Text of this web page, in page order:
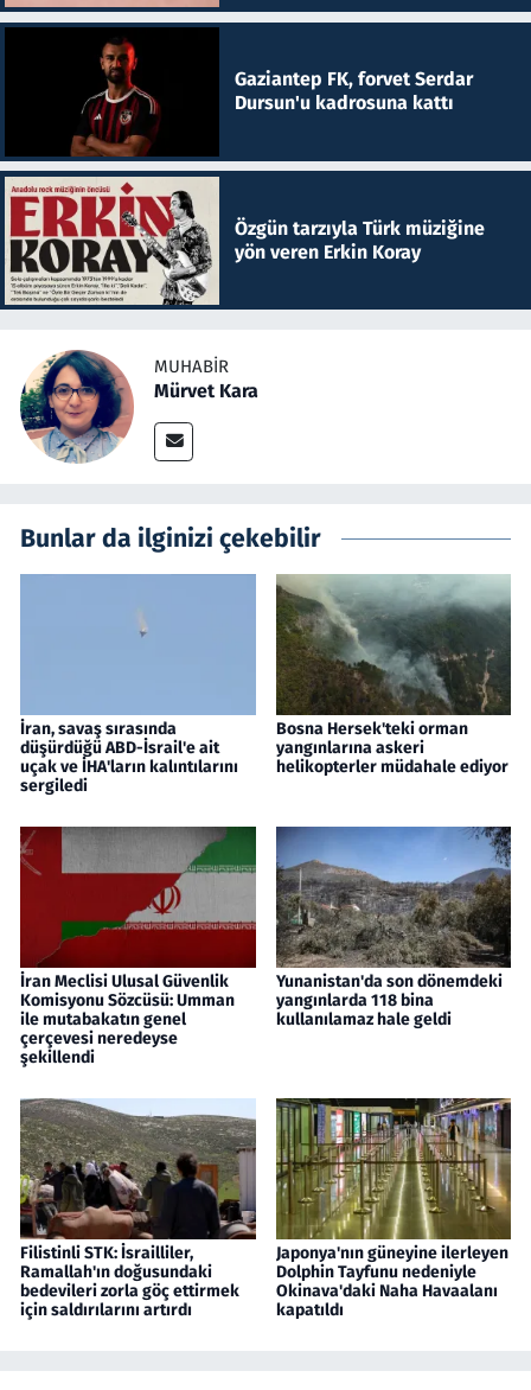
Gaziantep FK, forvet Serdar
Dursun'u kadrosuna kattı
Özgün tarzıyla Türk müziğine
yön veren Erkin Koray
MUHABIR
Mürvet Kara
Bunlar da ilginizi çekebilir
İran, savaş sırasında
düşürdüğü ABD-İsrail'e ait
uçak ve İHA'ların kalıntılarını
sergiledi
Bosna Hersek'teki orman
yangınlarına askeri
helikopterler müdahale ediyor
İran Meclisi Ulusal Güvenlik
Komisyonu Sözcüsü: Umman
ile mutabakatın genel
çerçevesi neredeyse
şekillendi
Yunanistan'da son dönemdeki
yangınlarda 118 bina
kullanılamaz hale geldi
Filistinli STK: İsrailliler,
Ramallah'ın doğusundaki
bedevileri zorla göç ettirmek
için saldırılarını artırdı
Japonya'nın güneyine ilerleyen
Dolphin Tayfunu nedeniyle
Okinava'daki Naha Havaalanı
kapatıldı